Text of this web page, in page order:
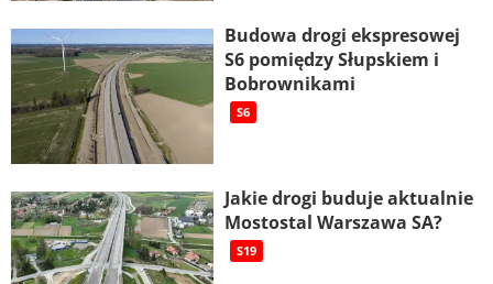
Budowa drogi ekspresowej
S6 pomiędzy Słupskiem i
Bobrownikami
S6
Jakie drogi buduje aktualnie
Mostostal Warszawa SA?
S19